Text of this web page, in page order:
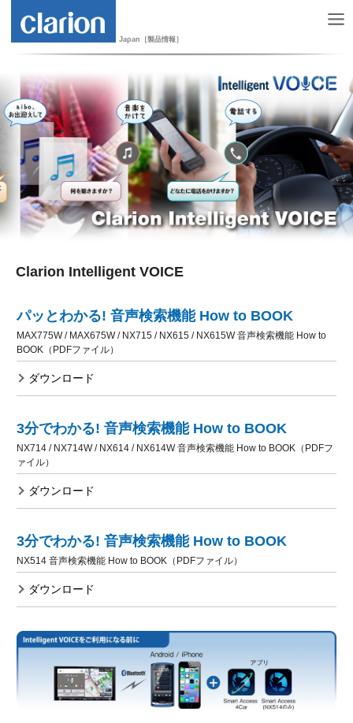
Japan［製品情報］
Clarion Intelligent VOICE
パッとわかる! 音声検索機能 How to BOOK
MAX775W / MAX675W / NX715 / NX615 / NX615W 音声検索機能 How to
BOOK（PDFファイル）
ダウンロード
3分でわかる! 音声検索機能 How to BOOK
NX714 / NX714W / NX614 / NX614W 音声検索機能 How to BOOK（PDFフ
ァイル）
ダウンロード
3分でわかる! 音声検索機能 How to BOOK
NX514 音声検索機能 How to BOOK（PDFファイル）
ダウンロード